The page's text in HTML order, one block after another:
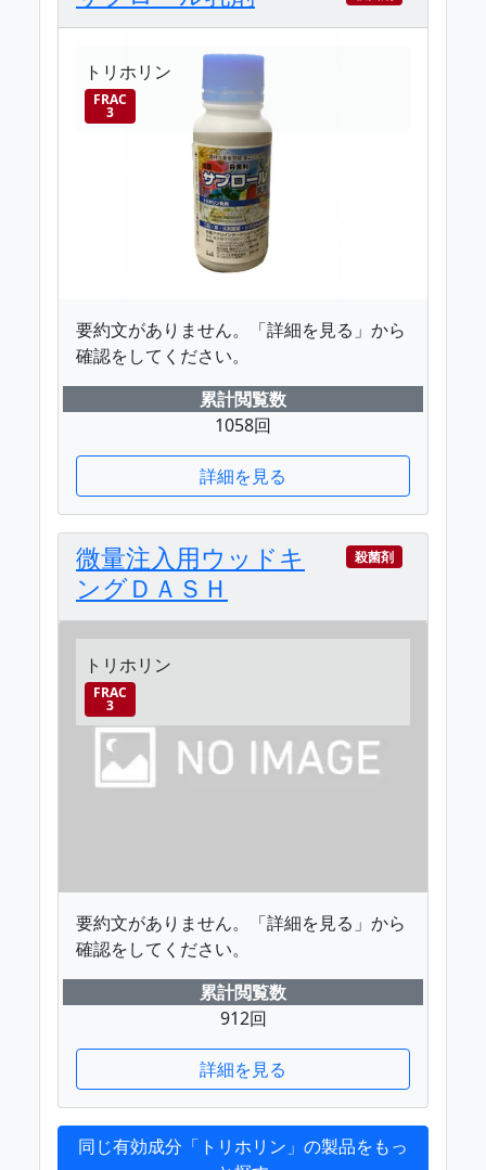
トリホリン
FRAC
3
要約文がありません。「詳細を見る」から
確認をしてください。
累計閲覧数
1058回
詳細を見る
微量注入用ウッドキ
ングＤＡＳＨ
殺菌剤
トリホリン
FRAC
3
要約文がありません。「詳細を見る」から
確認をしてください。
累計閲覧数
912回
詳細を見る
同じ有効成分「トリホリン」の製品をもっ